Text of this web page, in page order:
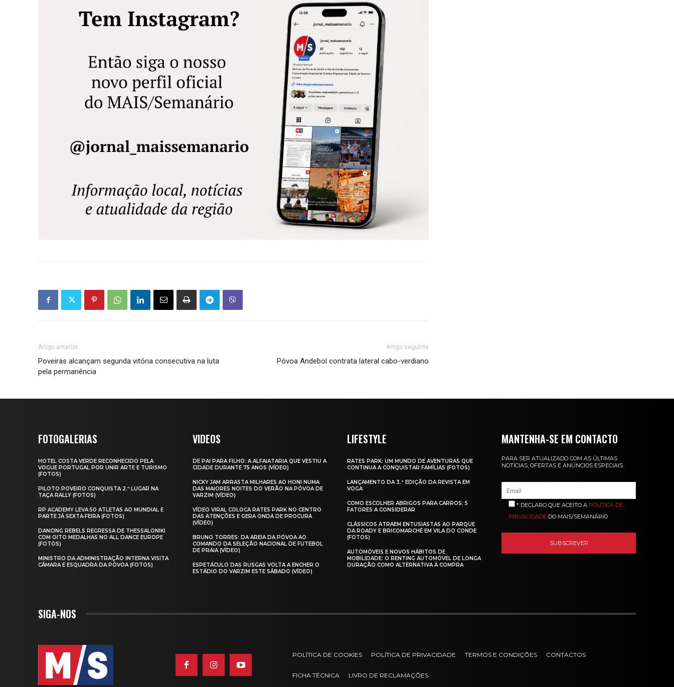
Artigo anterior
Poveiras alcançam segunda vitória consecutiva na luta
pela permanência
Artigo seguinte
Póvoa Andebol contrata lateral cabo-verdiano
FOTOGALERIAS
HOTEL COSTA VERDE RECONHECIDO PELA
VOGUE PORTUGAL POR UNIR ARTE E TURISMO
(FOTOS)
PILOTO POVEIRO CONQUISTA 2.º LUGAR NA
TAÇA RALLY (FOTOS)
RP ACADEMY LEVA 50 ATLETAS AO MUNDIAL E
PARTE JÁ SEXTA‑FEIRA (FOTOS)
DANCING REBELS REGRESSA DE THESSALONIKI
COM OITO MEDALHAS NO ALL DANCE EUROPE
(FOTOS)
MINISTRO DA ADMINISTRAÇÃO INTERNA VISITA
CÂMARA E ESQUADRA DA PÓVOA (FOTOS)
VIDEOS
DE PAI PARA FILHO: A ALFAIATARIA QUE VESTIU A
CIDADE DURANTE 75 ANOS (VÍDEO)
NICKY JAM ARRASTA MILHARES AO HONI NUMA
DAS MAIORES NOITES DO VERÃO NA PÓVOA DE
VARZIM (VÍDEO)
VÍDEO VIRAL COLOCA RATES PARK NO CENTRO
DAS ATENÇÕES E GERA ONDA DE PROCURA
(VÍDEO)
BRUNO TORRES: DA AREIA DA PÓVOA AO
COMANDO DA SELEÇÃO NACIONAL DE FUTEBOL
DE PRAIA (VÍDEO)
ESPETÁCULO DAS RUSGAS VOLTA A ENCHER O
ESTÁDIO DO VARZIM ESTE SÁBADO (VÍDEO)
LIFESTYLE
RATES PARK: UM MUNDO DE AVENTURAS QUE
CONTINUA A CONQUISTAR FAMÍLIAS (FOTOS)
LANÇAMENTO DA 3.ª EDIÇÃO DA REVISTA EM
VOGA
COMO ESCOLHER ABRIGOS PARA CARROS: 5
FATORES A CONSIDERAR
CLÁSSICOS ATRAEM ENTUSIASTAS AO PARQUE
DA ROADY E BRICOMARCHÉ EM VILA DO CONDE
(FOTOS)
AUTOMÓVEIS E NOVOS HÁBITOS DE
MOBILIDADE: O RENTING AUTOMÓVEL DE LONGA
DURAÇÃO COMO ALTERNATIVA À COMPRA
MANTENHA-SE EM CONTACTO
PARA SER ATUALIZADO COM AS ÚLTIMAS
NOTÍCIAS, OFERTAS E ANÚNCIOS ESPECIAIS.
* DECLARO QUE ACEITO A POLÍTICA DE
PRIVACIDADE DO MAIS/SEMANÁRIO
SIGA-NOS
POLÍTICA DE COOKIES POLÍTICA DE PRIVACIDADE TERMOS E CONDIÇÕES CONTACTOS
FICHA TÉCNICA LIVRO DE RECLAMAÇÕES